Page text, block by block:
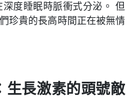
度睡眠時脈衝式分泌。 但
珍貴的長高時間正在被無情
生長激素的頭號敵